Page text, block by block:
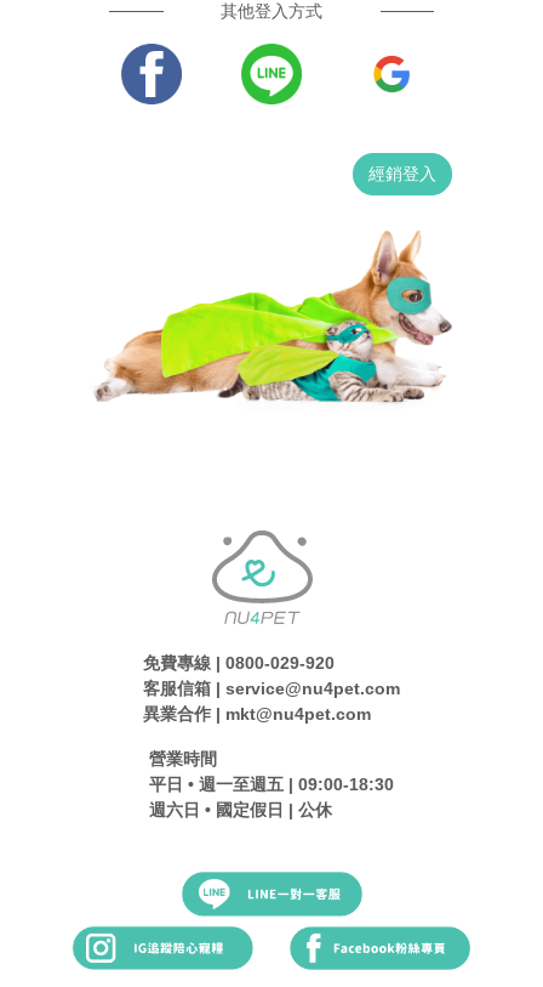
其他登入方式
經銷登入
免費專線 | 0800-029-920
客服信箱 | service@nu4pet.com
異業合作 | mkt@nu4pet.com
營業時間
平日 • 週一至週五 | 09:00-18:30
週六日 • 國定假日 | 公休